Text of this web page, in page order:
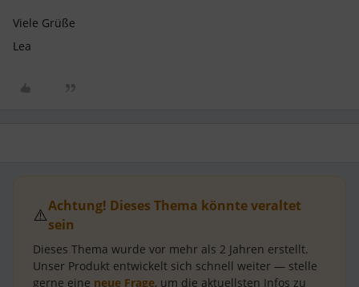
Viele Grüße
Lea
⚠️Achtung! Dieses Thema könnte veraltet
sein
Dieses Thema wurde vor mehr als 2 Jahren erstellt.
Unser Produkt entwickelt sich schnell weiter — stelle
gerne eine neue Frage, um die aktuellsten Infos zu